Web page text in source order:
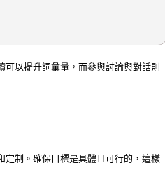
以提升詞彙量，而參與討論與對話則
定制。確保目標是具體且可行的，這樣